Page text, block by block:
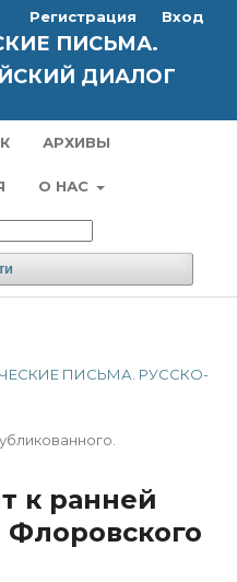
ПИСЬМА.
ДИАЛОГ
АРХИВЫ
О НАС
Регистрация Вход
ПИСЬМА. РУССКО-
к ранней